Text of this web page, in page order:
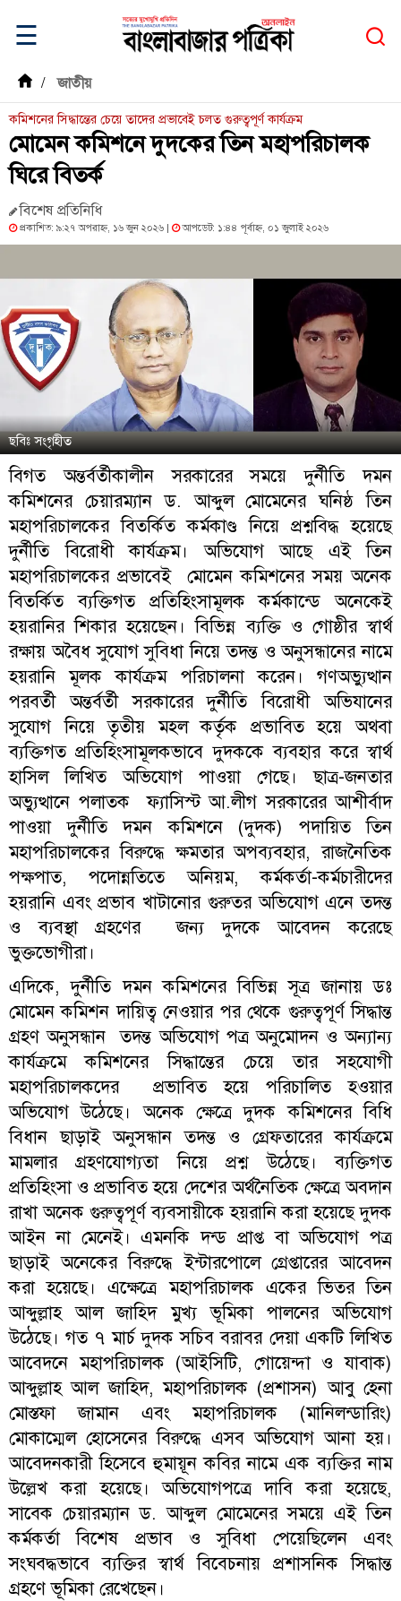
☰
/ জাতীয়
কমিশনের সিদ্ধান্তের চেয়ে তাদের প্রভাবেই চলত গুরুত্বপূর্ণ কার্যক্রম
মোমেন কমিশনে দুদকের তিন মহাপরিচালক
ঘিরে বিতর্ক
বিশেষ প্রতিনিধি
প্রকাশিত: ৯:২৭ অপরাহ্ন, ১৬ জুন ২০২৬ | আপডেট: ১:৪৪ পূর্বাহ্ন, ০১ জুলাই ২০২৬
ছবিঃ সংগৃহীত
বিগত অন্তর্বর্তীকালীন সরকারের সময়ে দুর্নীতি দমন
কমিশনের চেয়ারম্যান ড. আব্দুল মোমেনের ঘনিষ্ঠ তিন
মহাপরিচালকের বিতর্কিত কর্মকাণ্ড নিয়ে প্রশ্নবিদ্ধ হয়েছে
দুর্নীতি বিরোধী কার্যক্রম। অভিযোগ আছে এই তিন
মহাপরিচালকের প্রভাবেই মোমেন কমিশনের সময় অনেক
বিতর্কিত ব্যক্তিগত প্রতিহিংসামূলক কর্মকান্ডে অনেকেই
হয়রানির শিকার হয়েছেন। বিভিন্ন ব্যক্তি ও গোষ্ঠীর স্বার্থ
রক্ষায় অবৈধ সুযোগ সুবিধা নিয়ে তদন্ত ও অনুসন্ধানের নামে
হয়রানি মূলক কার্যক্রম পরিচালনা করেন। গণঅভ্যুত্থান
পরবর্তী অন্তর্বর্তী সরকারের দুর্নীতি বিরোধী অভিযানের
সুযোগ নিয়ে তৃতীয় মহল কর্তৃক প্রভাবিত হয়ে অথবা
ব্যক্তিগত প্রতিহিংসামূলকভাবে দুদককে ব্যবহার করে স্বার্থ
হাসিল লিখিত অভিযোগ পাওয়া গেছে। ছাত্র-জনতার
অভ্যুত্থানে পলাতক ফ্যাসিস্ট আ.লীগ সরকারের আশীর্বাদ
পাওয়া দুর্নীতি দমন কমিশনে (দুদক) পদায়িত তিন
মহাপরিচালকের বিরুদ্ধে ক্ষমতার অপব্যবহার, রাজনৈতিক
পক্ষপাত, পদোন্নতিতে অনিয়ম, কর্মকর্তা-কর্মচারীদের
হয়রানি এবং প্রভাব খাটানোর গুরুতর অভিযোগ এনে তদন্ত
ও ব্যবস্থা গ্রহণের জন্য দুদকে আবেদন করেছে
ভুক্তভোগীরা।
এদিকে, দুর্নীতি দমন কমিশনের বিভিন্ন সূত্র জানায় ডঃ
মোমেন কমিশন দায়িত্ব নেওয়ার পর থেকে গুরুত্বপূর্ণ সিদ্ধান্ত
গ্রহণ অনুসন্ধান তদন্ত অভিযোগ পত্র অনুমোদন ও অন্যান্য
কার্যক্রমে কমিশনের সিদ্ধান্তের চেয়ে তার সহযোগী
মহাপরিচালকদের প্রভাবিত হয়ে পরিচালিত হওয়ার
অভিযোগ উঠেছে। অনেক ক্ষেত্রে দুদক কমিশনের বিধি
বিধান ছাড়াই অনুসন্ধান তদন্ত ও গ্রেফতারের কার্যক্রমে
মামলার গ্রহণযোগ্যতা নিয়ে প্রশ্ন উঠেছে। ব্যক্তিগত
প্রতিহিংসা ও প্রভাবিত হয়ে দেশের অর্থনৈতিক ক্ষেত্রে অবদান
রাখা অনেক গুরুত্বপূর্ণ ব্যবসায়ীকে হয়রানি করা হয়েছে দুদক
আইন না মেনেই। এমনকি দন্ড প্রাপ্ত বা অভিযোগ পত্র
ছাড়াই অনেকের বিরুদ্ধে ইন্টারপোলে গ্রেপ্তারের আবেদন
করা হয়েছে। এক্ষেত্রে মহাপরিচালক একের ভিতর তিন
আব্দুল্লাহ আল জাহিদ মুখ্য ভূমিকা পালনের অভিযোগ
উঠেছে। গত ৭ মার্চ দুদক সচিব বরাবর দেয়া একটি লিখিত
আবেদনে মহাপরিচালক (আইসিটি, গোয়েন্দা ও যাবাক)
আব্দুল্লাহ আল জাহিদ, মহাপরিচালক (প্রশাসন) আবু হেনা
মোস্তফা জামান এবং মহাপরিচালক (মানিলন্ডারিং)
মোকাম্মেল হোসেনের বিরুদ্ধে এসব অভিযোগ আনা হয়।
আবেদনকারী হিসেবে হুমায়ূন কবির নামে এক ব্যক্তির নাম
উল্লেখ করা হয়েছে। অভিযোগপত্রে দাবি করা হয়েছে,
সাবেক চেয়ারম্যান ড. আব্দুল মোমেনের সময়ে এই তিন
কর্মকর্তা বিশেষ প্রভাব ও সুবিধা পেয়েছিলেন এবং
সংঘবদ্ধভাবে ব্যক্তির স্বার্থ বিবেচনায় প্রশাসনিক সিদ্ধান্ত
গ্রহণে ভূমিকা রেখেছেন।